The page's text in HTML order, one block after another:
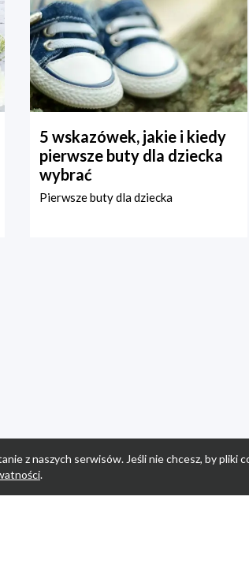
5 wskazówek, jakie i kiedy
pierwsze buty dla dziecka
wybrać
Pierwsze buty dla dziecka
z naszych serwisów. Jeśli nie chcesz, by pliki
.